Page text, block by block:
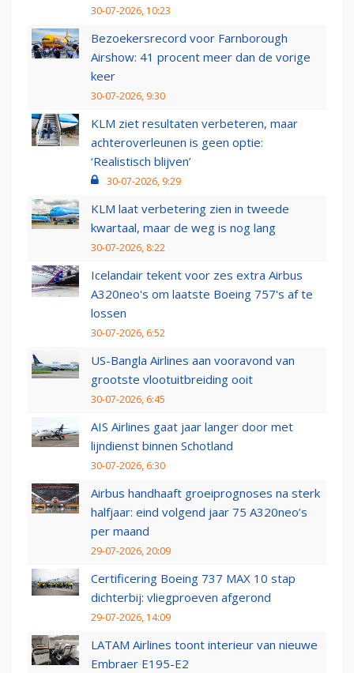
30-07-2026, 10:23
Bezoekersrecord voor Farnborough
Airshow: 41 procent meer dan de vorige
keer
30-07-2026, 9:30
KLM ziet resultaten verbeteren, maar
achteroverleunen is geen optie:
‘Realistisch blijven’
30-07-2026, 9:29
KLM laat verbetering zien in tweede
kwartaal, maar de weg is nog lang
30-07-2026, 8:22
Icelandair tekent voor zes extra Airbus
A320neo's om laatste Boeing 757's af te
lossen
30-07-2026, 6:52
US-Bangla Airlines aan vooravond van
grootste vlootuitbreiding ooit
30-07-2026, 6:45
AIS Airlines gaat jaar langer door met
lijndienst binnen Schotland
30-07-2026, 6:30
Airbus handhaaft groeiprognoses na sterk
halfjaar: eind volgend jaar 75 A320neo’s
per maand
29-07-2026, 20:09
Certificering Boeing 737 MAX 10 stap
dichterbij: vliegproeven afgerond
29-07-2026, 14:09
LATAM Airlines toont interieur van nieuwe
Embraer E195-E2